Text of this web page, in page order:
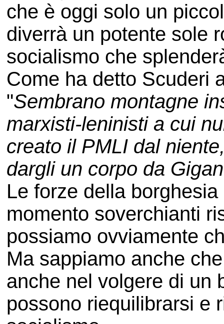
che è oggi solo un
diverrà un potente sole
socialismo che
Come ha detto Scuderi
"Sembrano montagne
marxisti-leninisti a cui
creato il PMLI dal
dargli un corpo da
Le forze della
momento soverchianti
possiamo ovviamente
Ma sappiamo anche
anche nel volgere di un
possono riequilibrarsi e